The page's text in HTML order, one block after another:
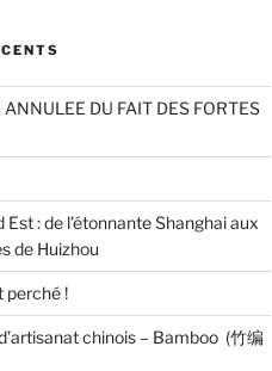
DU FAIT DES FORTES
Est : de l’étonnante Shanghai aux
de Huizhou
perché !
chinois – Bamboo (竹编